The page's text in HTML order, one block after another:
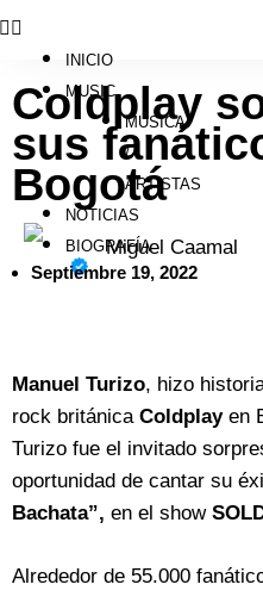
INICIO
MUSIC
MÚSICA
/
ARTISTAS
NOTICIAS
BIOGRAFÍA
Coldplay
sus
Bogotá
Miguel Caamal
Septiembre 19, 2022
Manuel Turizo, hizo
rock británica Coldplayen
Turizo fue el invitado
oportunidad de cantar su
Bachata”, en el show
Alrededor de 55.000